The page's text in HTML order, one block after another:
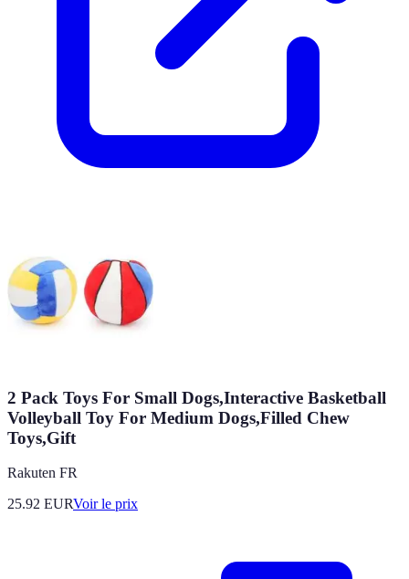
2 Pack Toys For Small Dogs,Interactive Basketball
Volleyball Toy For Medium Dogs,Filled Chew
Toys,Gift
Rakuten FR
25.92 EURVoir le prix